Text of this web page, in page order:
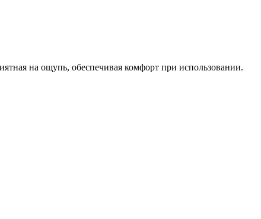
на ощупь, обеспечивая комфорт при использовании.